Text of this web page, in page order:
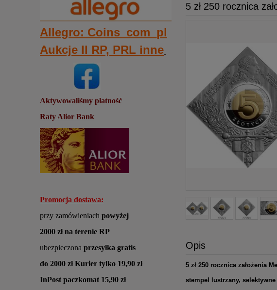
Allegro: Coins_com_pl
Aukcje II RP, PRL inne
Aktywowaliśmy płatność
Raty Alior Bank
Promocja dostawa:
przy zamówieniach powyżej
2000 zł na terenie RP
ubezpieczona przesyłka gratis
do 2000 zł Kurier tylko 19,90 zł
InPost paczkomat 15,90 zł
5 zł 250 rocznica
Opis
5 zł 250 rocznica założenia
stempel lustrzany,